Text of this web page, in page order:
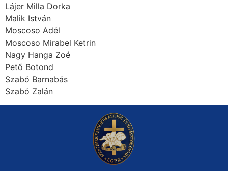
Lájer Milla Dorka
Malik István
Moscoso Adél
Moscoso Mirabel Ketrin
Nagy Hanga Zoé
Pető Botond
Szabó Barnabás
Szabó Zalán